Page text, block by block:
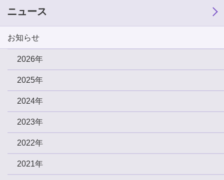
ニュース
お知らせ
2026年
2025年
2024年
2023年
2022年
2021年